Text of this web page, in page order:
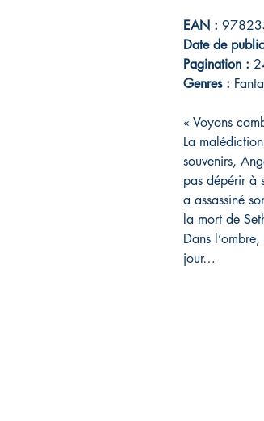
EAN :
Date de
Pagination :
Genres :
« Voyons
La
souvenirs,
pas dépérir à
a assassiné
la mort de
Dans
jour…